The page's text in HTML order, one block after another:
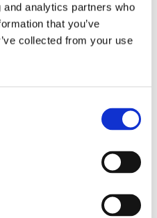
analytics partners who
that you’ve
collected from your use
och fyll skålen med
en liten påskblomma i
dig själv eller som
du tycker om. Även